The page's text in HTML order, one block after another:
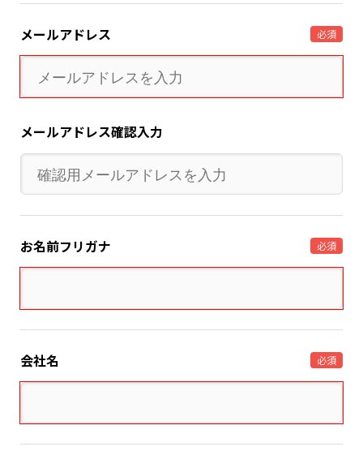
メールアドレス 必須
メールアドレス確認入力
お名前フリガナ 必須
会社名 必須